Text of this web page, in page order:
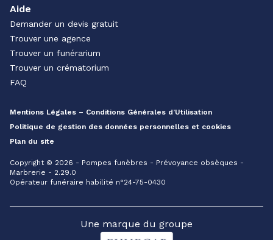
Aide
Demander un devis gratuit
Trouver une agence
Trouver un funérarium
Trouver un crématorium
FAQ
Mentions Légales – Conditions Générales d’Utilisation
Politique de gestion des données personnelles et cookies
Plan du site
Copyright © 2026 - Pompes funèbres - Prévoyance obsèques -
Marbrerie - 2.29.0
Opérateur funéraire habilité n°24-75-0430
Une marque du groupe